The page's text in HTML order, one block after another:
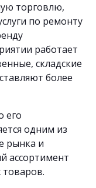
торговлю,
по ремонту
работает
складские
более
его
одним из
рынка и
ассортимент